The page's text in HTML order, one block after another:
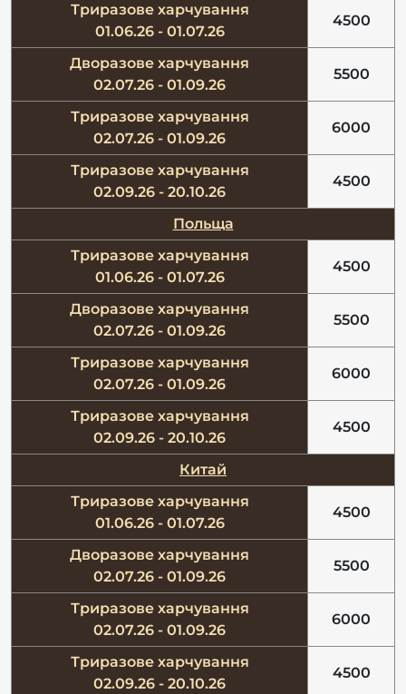
Триразове харчування
01.06.26 - 01.07.26
4500
Дворазове харчування
02.07.26 - 01.09.26
5500
Триразове харчування
02.07.26 - 01.09.26
6000
Триразове харчування
02.09.26 - 20.10.26
4500
Польща
Триразове харчування
01.06.26 - 01.07.26
4500
Дворазове харчування
02.07.26 - 01.09.26
5500
Триразове харчування
02.07.26 - 01.09.26
6000
Триразове харчування
02.09.26 - 20.10.26
4500
Китай
Триразове харчування
01.06.26 - 01.07.26
4500
Дворазове харчування
02.07.26 - 01.09.26
5500
Триразове харчування
02.07.26 - 01.09.26
6000
Триразове харчування
02.09.26 - 20.10.26
4500